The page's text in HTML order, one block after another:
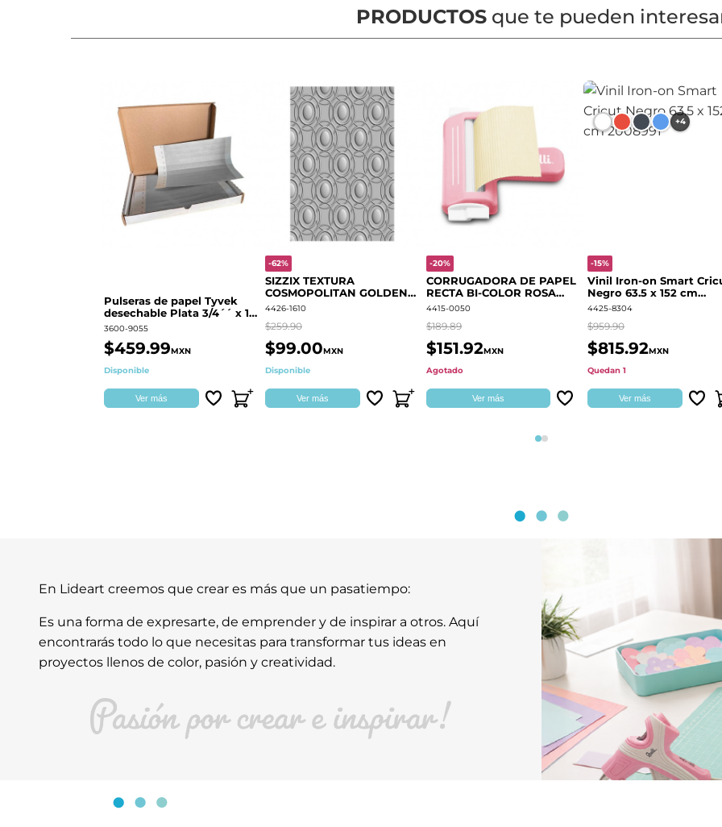
PRODUCTOSque te pueden
Pulseras de papel Tyvek
desechable Plata 3/4´´ x 10
´´
3600-9055
$459.99MXN
Disponible
Ver más
-62%
SIZZIX TEXTURA
COSMOPOLITAN GOLDEN
RINGS S.PARK 666700
4426-1610
$259.90
$99.00MXN
Disponible
Ver más
-20%
CORRUGADORA DE PAPEL
RECTA BI-COLOR ROSA
QUELLI
4415-0050
$189.89
$151.92MXN
Agotado
Ver más
+4
-15%
Vinil Iron-on Smart
Negro 63.5 x 152 cm
2008991
4425-8304
$959.90
$815.92MXN
Quedan 1
Ver más
Página 1
Página 2
En Lideart creemos que crear es más que un pasatiempo:
Es una forma de expresarte, de emprender y de inspirar a otros. Aquí
encontrarás todo lo que necesitas para transformar tus ideas en
proyectos llenos de color, pasión y creatividad.